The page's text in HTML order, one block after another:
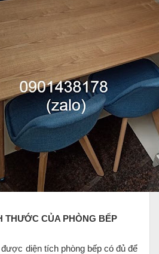
THƯỚC CỦA PHÒNG BẾP
diện tích phòng bếp có đủ để